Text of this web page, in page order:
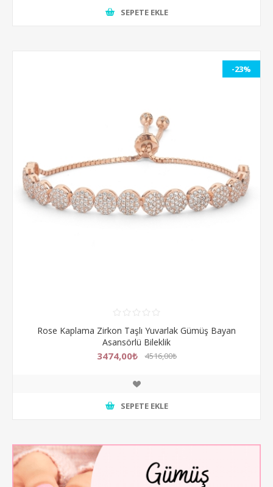
SEPETE EKLE
-23%
Rose Kaplama Zirkon Taşlı Yuvarlak Gümüş Bayan
Asansörlü Bileklik
3474,00₺ 4516,00₺
SEPETE EKLE